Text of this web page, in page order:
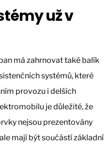
už v
má zahrnovat také balík
systémů, které
provozu i delších
je důležité, že
nejsou prezentovány
mají být součástí základní